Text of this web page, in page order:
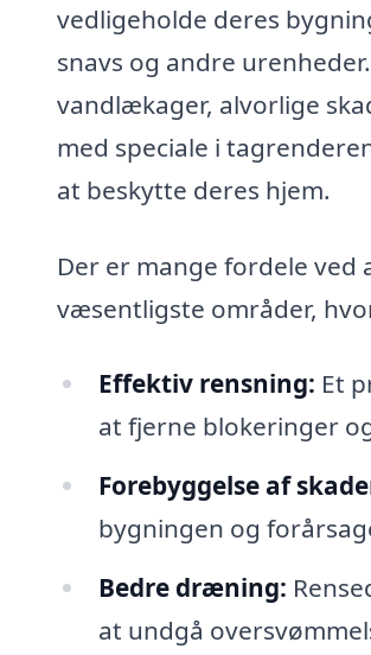
vedligeholde deres
snavs og andre
vandlækager, alvorlige
med speciale i
at beskytte deres hjem.
Der er mange fordele
væsentligste områder,
Effektiv rensning: Et
at fjerne blokeringer
Forebyggelse af
bygningen og
Bedre dræning:
at undgå